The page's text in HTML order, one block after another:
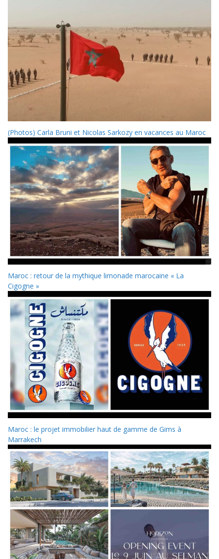
(Photos) Carla Bruni et Nicolas Sarkozy en vacances au Maroc
Maroc : retour de la mythique limonade marocaine « La
Cigogne »
Maroc : le projet immobilier haut de gamme de Gims à
Marrakech